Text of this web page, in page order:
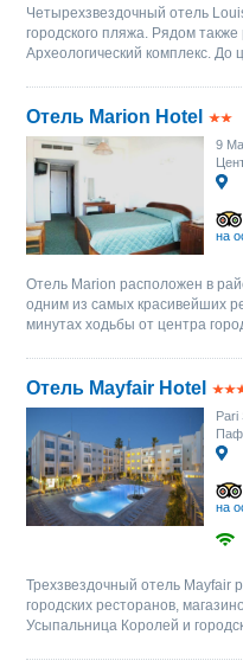
Четырехзвездочный отель
городского пляжа. Рядом
Археологический комплекс. До
Отель Marion Hotel
9
на
Отель Marion расположен в
одним из самых красивейших
минутах ходьбы от центра
Отель Mayfair Hotel
Pari
на
Трехзвездочный отель Mayfair
городских ресторанов,
Усыпальница Королей и